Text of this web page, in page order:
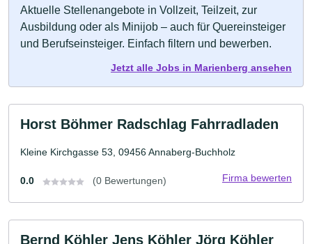
Aktuelle Stellenangebote in Vollzeit, Teilzeit, zur
Ausbildung oder als Minijob – auch für Quereinsteiger
und Berufseinsteiger. Einfach filtern und bewerben.
Jetzt alle Jobs in Marienberg ansehen
Horst Böhmer Radschlag Fahrradladen
Kleine Kirchgasse 53, 09456 Annaberg-Buchholz
0.0 (0 Bewertungen) Firma bewerten
Bernd Köhler Jens Köhler Jörg Köhler